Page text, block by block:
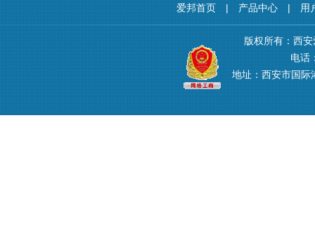
爱邦首页 | 产品中心 | 用
版权所有：西
电话
地址：西安市国际